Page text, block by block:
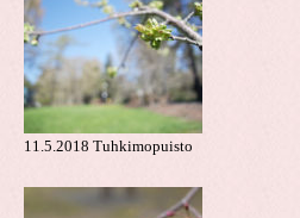
11.5.2018 Tuhkimopuisto